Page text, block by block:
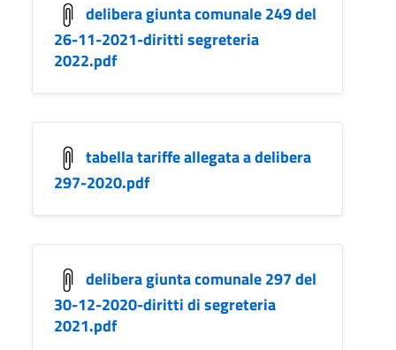
delibera giunta comunale 249 del
26-11-2021-diritti segreteria
2022.pdf
tabella tariffe allegata a delibera
297-2020.pdf
delibera giunta comunale 297 del
30-12-2020-diritti di segreteria
2021.pdf